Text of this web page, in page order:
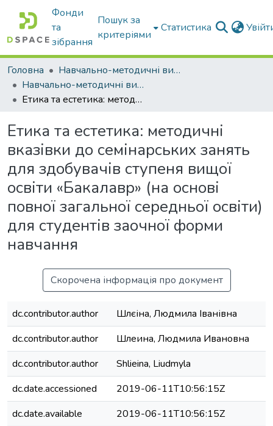
Фонди
та
зібрання
Пошук за
критеріями
Статистика
Головна
Навчально-методичні видання
Навчально-методичні видання
Етика та естетика: методичні вказівки до семінарських занять для здобувачів ступеня вищої освіти «Бакалавр» (на основі повної загальної середньої освіти) для студентів заочної форми навчання
Етика та естетика: методичні
вказівки до семінарських занять
для здобувачів ступеня вищої
освіти «Бакалавр» (на основі
повної загальної середньої освіти)
для студентів заочної форми
навчання
Скорочена інформація про документ
dc.contributor.author
Шлєіна, Людмила Іванівна
dc.contributor.author
Шлеина, Людмила Ивановна
dc.contributor.author
Shlieina, Liudmyla
dc.date.accessioned
2019-06-11T10:56:15Z
dc.date.available
2019-06-11T10:56:15Z